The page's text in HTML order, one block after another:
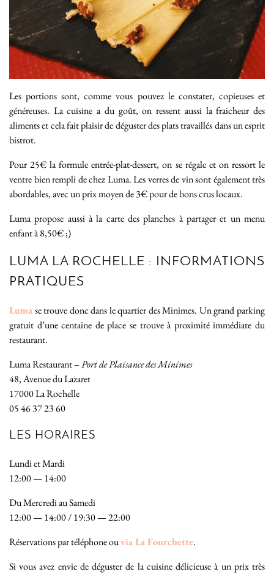
Les portions sont, comme vous pouvez le constater, copieuses et
généreuses. La cuisine a du goût, on ressent aussi la fraicheur des
aliments et cela fait plaisir de déguster des plats travaillés dans un esprit
bistrot.
Pour 25€ la formule entrée-plat-dessert, on se régale et on ressort le
ventre bien rempli de chez Luma. Les verres de vin sont également très
abordables, avec un prix moyen de 3€ pour de bons crus locaux.
Luma propose aussi à la carte des planches à partager et un menu
enfant à 8,50€ ;)
LUMA LA ROCHELLE : INFORMATIONS
PRATIQUES
Lumase trouve donc dans le quartier des Minimes. Un grand parking
gratuit d’une centaine de place se trouve à proximité immédiate du
restaurant.
Luma Restaurant –Port de Plaisance des Minimes
48, Avenue du Lazaret
17000 La Rochelle
05 46 37 23 60
LES HORAIRES
Lundi et Mardi
12:00 — 14:00
Du Mercredi au Samedi
12:00 — 14:00 / 19:30 — 22:00
Réservations par téléphone ouvia La Fourchette.
Si vous avez envie de déguster de la cuisine délicieuse à un prix très